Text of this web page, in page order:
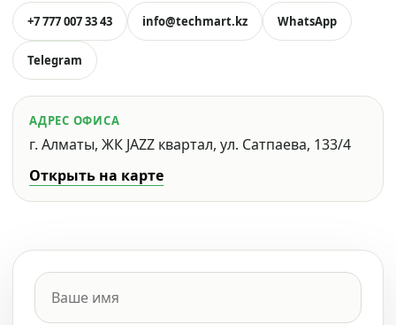
+7 777 007 33 43 info@techmart.kz WhatsApp
Telegram
АДРЕС ОФИСА
г. Алматы, ЖК JAZZ квартал, ул. Сатпаева, 133/4
Открыть на карте